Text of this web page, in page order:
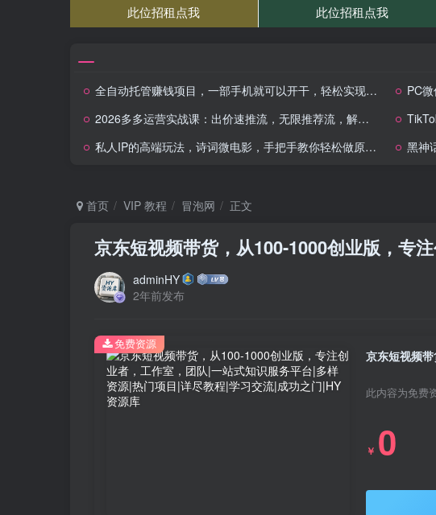
全自动托管赚钱项目，一部手机就可以开干，轻松实现日收益50+ PC
2026多多运营实战课：出价速推流，无限推荐流，解锁高阶防比价玩法（更新）
TikTok
私人IP的高端玩法，诗词微电影，手把手教你轻松做原创爆款
黑神话
首页 VIP 教程 冒泡网 正文
京东短视频带货，从100-1000创业版，专
adminHY
2年前发布
京东短视频
此内容为免费
￥ 0
免费资源